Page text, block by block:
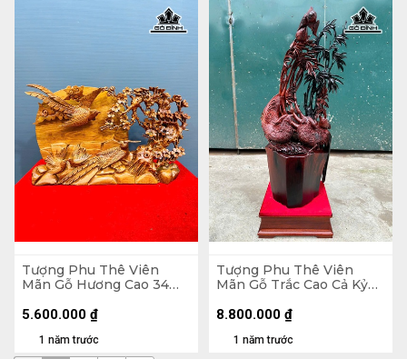
Tượng Phu Thê Viên
Mãn Gỗ Hương Cao 34
1 năm trước
5.600.000 ₫
Tượng Phu Thê Viên
Mãn Gỗ Trắc Cao Cả Kỷ
- Kỷ Cao 10
1 năm trước
8.800.000 ₫